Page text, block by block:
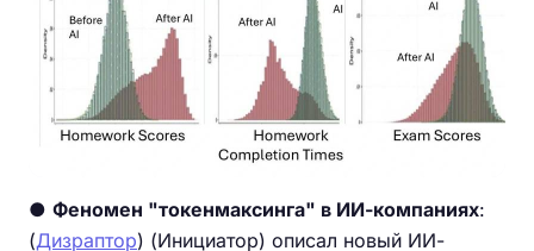
● Феномен "токенмаксинга" в ИИ-компаниях:
(Дизраптор) (Инициатор) описал новый ИИ-